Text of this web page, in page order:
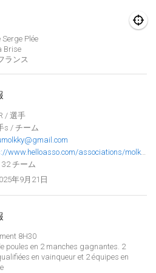
Serge Plée
Brise
ランス
/ 選手
s / チーム
32 チーム
年9月21日
8H30
poules en 2 manches gagnantes. 2
en vainqueur et 2 équipes en
Winter
2月7日|アメリカ合衆国
2月8日
de la CASAS
2月15日
SM HalliMölkky - Finnish Championship
up EM Indoor
2月28日 |チェコ